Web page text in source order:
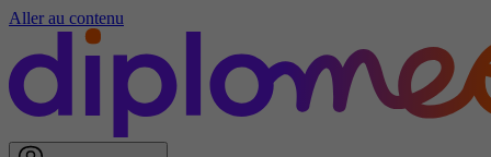
Aller au contenu